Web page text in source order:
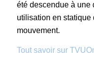
été descendue à une
utilisation en statique
mouvement.
Tout savoir sur